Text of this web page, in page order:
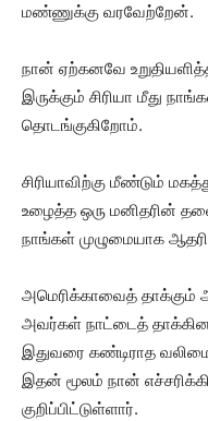
மண்ணுக்கு வரவேற்றேன்.
நான் ஏற்கனவே
இருக்கும் சிரியா மீது
தொடங்குகிறோம்.
சிரியாவிற்கு மீண்டும்
உழைத்த ஒரு மனிதரின்
நாங்கள் முழுமையாக
அமெரிக்காவைத் தாக்கும்
அவர்கள் நாட்டைத்
இதுவரை கண்டிராத
இதன் மூலம் நான்
குறிப்பிட்டுள்ளார்.